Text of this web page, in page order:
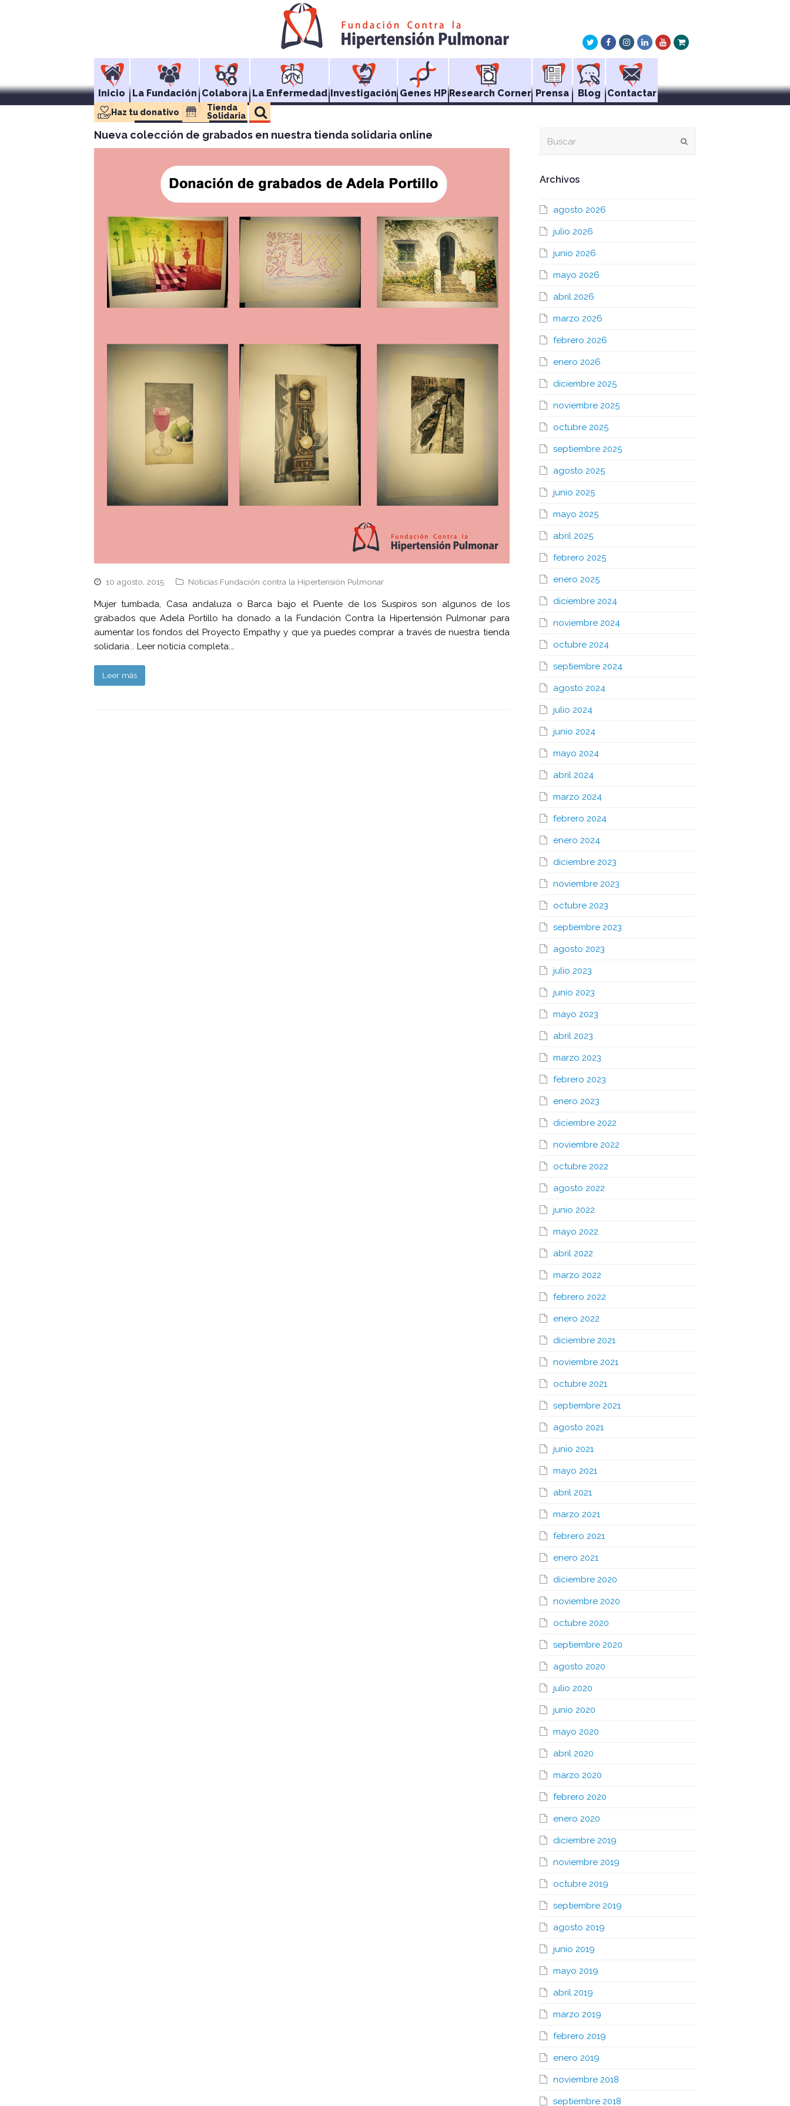
TwitterFacebookInstagram
LinkedInYoutube
Xing
Inicio La Fundación Colabora La Enfermedad Investigación Genes HP Research Corner Prensa Blog Contactar
Haz tu donativo
Tienda
Solidaria
Nueva colección de grabados en nuestra tienda solidaria online
10 agosto, 2015 Noticias Fundación contra la Hipertensión Pulmonar
Mujer tumbada, Casa andaluza o Barca bajo el Puente de los Suspiros son algunos de los
grabados que Adela Portillo ha donado a la Fundación Contra la Hipertensión Pulmonar para
aumentar los fondos del Proyecto Empathy y que ya puedes comprar a través de nuestra tienda
solidaria... Leer noticia completa:…
Leer más
Archivos
agosto 2026
julio 2026
junio 2026
mayo 2026
abril 2026
marzo 2026
febrero 2026
enero 2026
diciembre 2025
noviembre 2025
octubre 2025
septiembre 2025
agosto 2025
junio 2025
mayo 2025
abril 2025
febrero 2025
enero 2025
diciembre 2024
noviembre 2024
octubre 2024
septiembre 2024
agosto 2024
julio 2024
junio 2024
mayo 2024
abril 2024
marzo 2024
febrero 2024
enero 2024
diciembre 2023
noviembre 2023
octubre 2023
septiembre 2023
agosto 2023
julio 2023
junio 2023
mayo 2023
abril 2023
marzo 2023
febrero 2023
enero 2023
diciembre 2022
noviembre 2022
octubre 2022
agosto 2022
junio 2022
mayo 2022
abril 2022
marzo 2022
febrero 2022
enero 2022
diciembre 2021
noviembre 2021
octubre 2021
septiembre 2021
agosto 2021
junio 2021
mayo 2021
abril 2021
marzo 2021
febrero 2021
enero 2021
diciembre 2020
noviembre 2020
octubre 2020
septiembre 2020
agosto 2020
julio 2020
junio 2020
mayo 2020
abril 2020
marzo 2020
febrero 2020
enero 2020
diciembre 2019
noviembre 2019
octubre 2019
septiembre 2019
agosto 2019
junio 2019
mayo 2019
abril 2019
marzo 2019
febrero 2019
enero 2019
noviembre 2018
septiembre 2018